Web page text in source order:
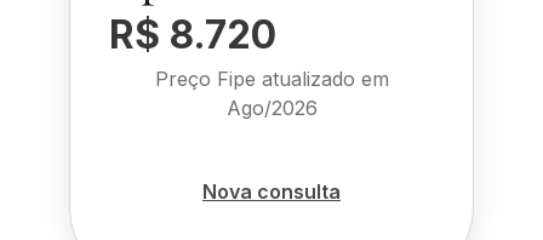
R$ 8.720
Preço Fipe atualizado em
Ago/2026
Nova consulta